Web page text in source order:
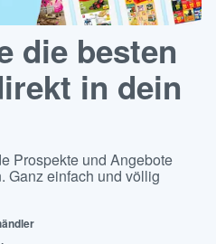
die besten
in dein
Prospekte und Angebote
Ganz einfach und völlig